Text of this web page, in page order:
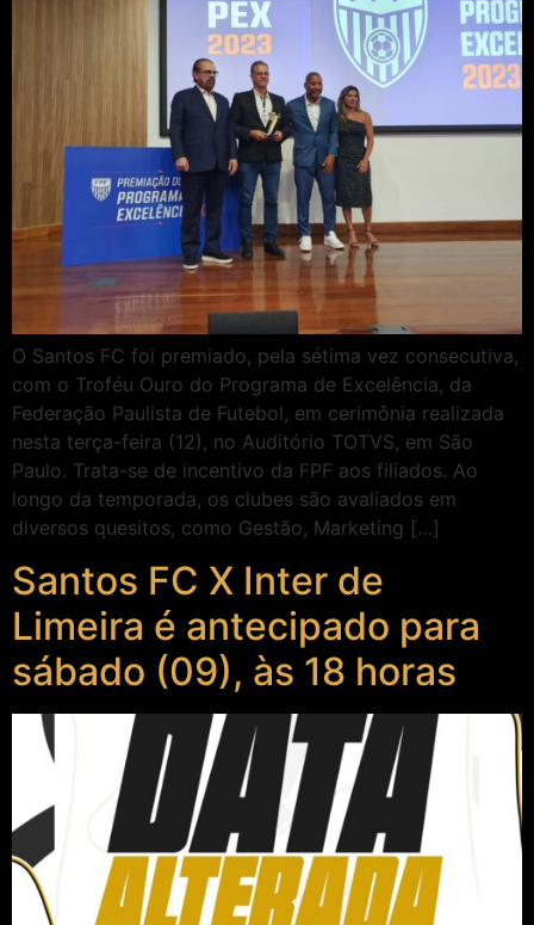
O Santos FC foi premiado, pela sétima vez consecutiva,
com o Troféu Ouro do Programa de Excelência, da
Federação Paulista de Futebol, em cerimônia realizada
nesta terça-feira (12), no Auditório TOTVS, em São
Paulo. Trata-se de incentivo da FPF aos filiados. Ao
longo da temporada, os clubes são avaliados em
diversos quesitos, como Gestão, Marketing […]
Santos FC X Inter de
Limeira é antecipado para
sábado (09), às 18 horas